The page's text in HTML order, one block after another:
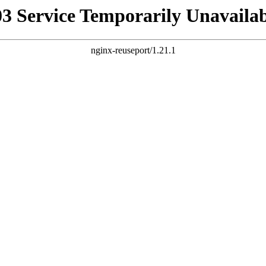
Service Temporarily
nginx-reuseport/1.21.1